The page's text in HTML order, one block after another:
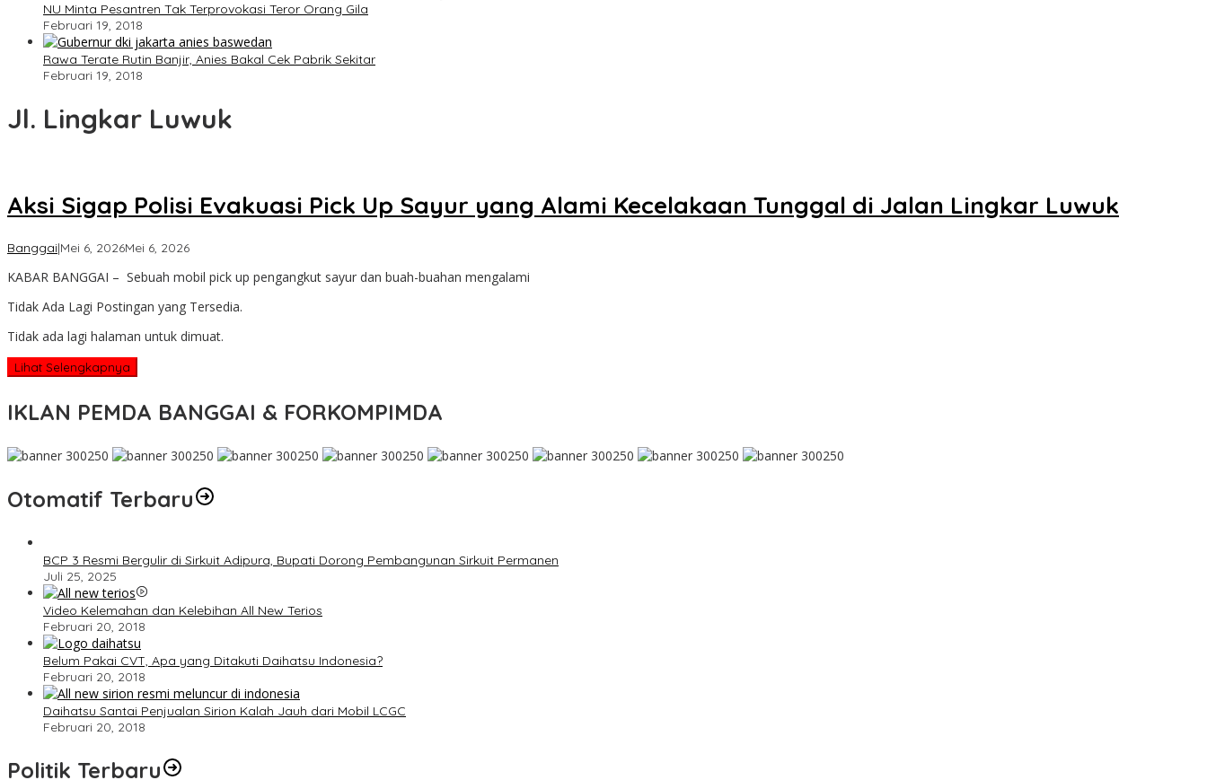
NU Minta Pesantren Tak Terprovokasi Teror Orang Gila
Februari 19, 2018
Rawa Terate Rutin Banjir, Anies Bakal Cek Pabrik Sekitar
Februari 19, 2018
Jl. Lingkar Luwuk
Aksi Sigap Polisi Evakuasi Pick Up Sayur yang Alami Kecelakaan Tunggal di Jalan Lingkar Luwuk
Banggai|Mei 6, 2026Mei 6, 2026oleh
Kabar
KABAR BANGGAI – Sebuah mobil pick up pengangkut sayur dan buah-buahan mengalami
Tidak Ada Lagi Postingan yang Tersedia.
Tidak ada lagi halaman untuk dimuat.
Lihat Selengkapnya
IKLAN PEMDA BANGGAI & FORKOMPIMDA
Otomatif Terbaru
BCP 3 Resmi Bergulir di Sirkuit Adipura, Bupati Dorong Pembangunan Sirkuit Permanen
Juli 25, 2025
Video Kelemahan dan Kelebihan All New Terios
Februari 20, 2018
Belum Pakai CVT, Apa yang Ditakuti Daihatsu Indonesia?
Februari 20, 2018
Daihatsu Santai Penjualan Sirion Kalah Jauh dari Mobil LCGC
Februari 20, 2018
Politik Terbaru